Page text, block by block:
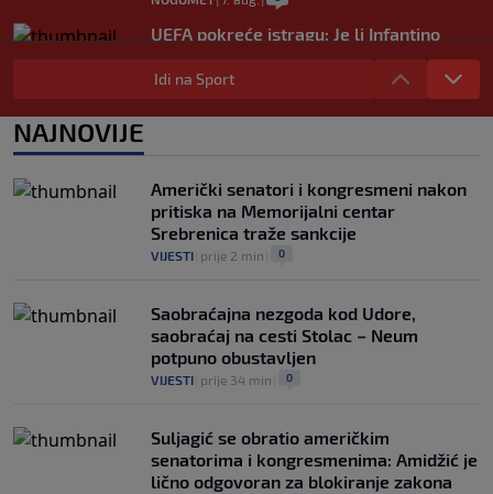
UEFA pokreće istragu: Je li Infantino
namjeravao prodati prava na Svjetsko
prvenstvo ispod cijene?
NOGOMET
Idi na Sport
NAJNOVIJE
Američki senatori i kongresmeni nakon
pritiska na Memorijalni centar
Srebrenica traže sankcije
VIJESTI prije 2 min 0
Saobraćajna nezgoda kod Udore,
saobraćaj na cesti Stolac – Neum
potpuno obustavljen
VIJESTI prije 34 min 0
Suljagić se obratio američkim
senatorima i kongresmenima: Amidžić je
lično odgovoran za blokiranje zakona